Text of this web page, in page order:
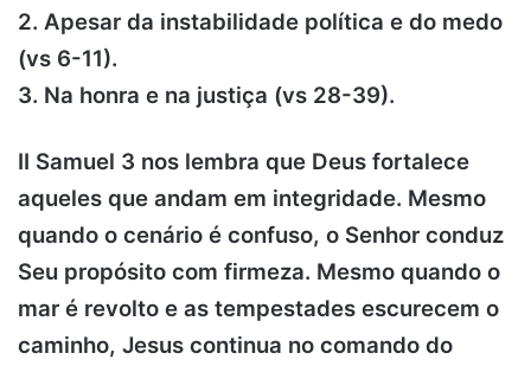
2. Apesar da instabilidade política e do medo
(vs 6-11).
3. Na honra e na justiça (vs 28-39).
II Samuel 3 nos lembra que Deus fortalece
aqueles que andam em integridade. Mesmo
quando o cenário é confuso, o Senhor conduz
Seu propósito com firmeza. Mesmo quando o
mar é revolto e as tempestades escurecem o
caminho, Jesus continua no comando do